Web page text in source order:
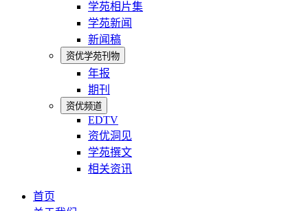
学苑相片集
学苑新闻
新闻稿
资优学苑刊物
年报
期刊
资优频道
EDTV
资优洞见
学苑撰文
相关资讯
首页